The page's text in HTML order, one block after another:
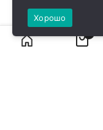
Хорошо